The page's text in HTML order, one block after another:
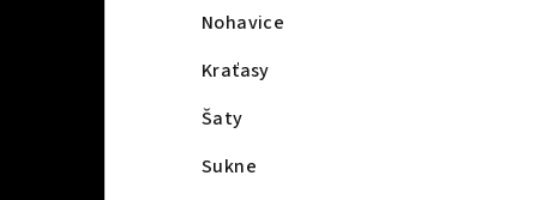
Nohavice
Kraťasy
Šaty
Sukne